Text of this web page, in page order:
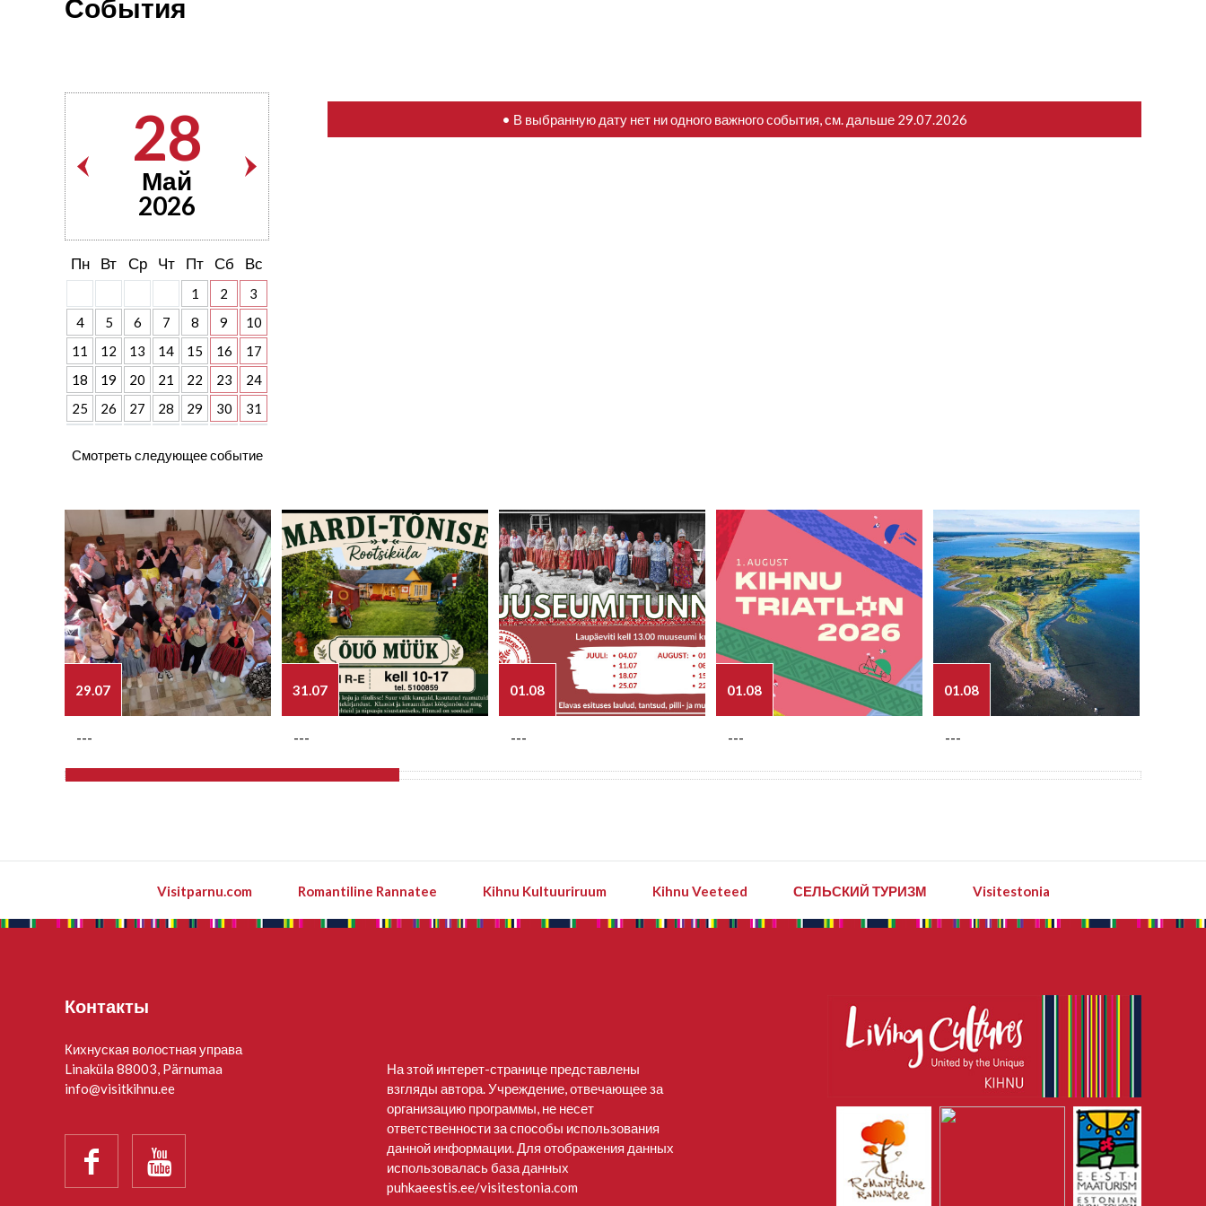
События
28
Май
2026
Пн Вт Ср Чт Пт Сб Вс
1 2
3
4
5 6 7 8 9
10
11
12 13 14 15 16
17
18
19 20 21 22 23
24
25
26 27 28 29 30 31
Смотреть следующее событие
• В выбранную дату нет ни одного важного события, см. дальше 29.07.2026
29.07
---
31.07
---
01.08
---
01.08
---
01.08
---
Visitparnu.com Romantiline Rannatee Kihnu Kultuuriruum Kihnu Veeteed СЕЛЬСКИЙ ТУРИЗМ Visitestonia
Контакты
Кихнуская волостная управа
Linaküla 88003, Pärnumaa
info@visitkihnu.ee
 
На зтой интерет-странице представлены
взгляды автора. Учреждение, отвечающее за
организацию программы, не несет
ответственности за способы использования
данной информации. Для отображения данных
использовалась база данных
puhkaeestis.ee/visitestonia.com